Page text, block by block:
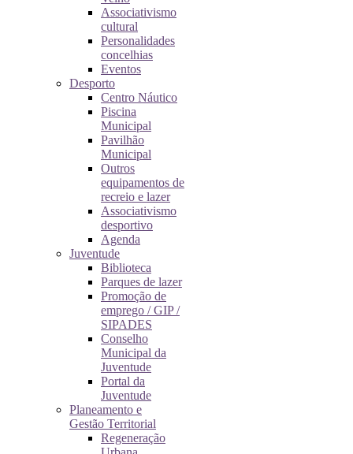
Associativismo
cultural
Personalidades
concelhias
Eventos
Desporto
Centro Náutico
Piscina
Municipal
Pavilhão
Municipal
Outros
equipamentos de
recreio e lazer
Associativismo
desportivo
Agenda
Juventude
Biblioteca
Parques de lazer
Promoção de
emprego / GIP /
SIPADES
Conselho
Municipal da
Juventude
Portal da
Juventude
Planeamento e
Gestão Territorial
Regeneração